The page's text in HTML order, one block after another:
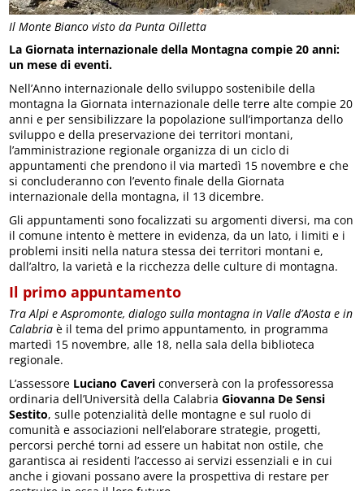
Il Monte Bianco visto da Punta Oilletta
La Giornata internazionale della Montagna compie 20 anni:
un mese di eventi.
Nell’Anno internazionale dello sviluppo sostenibile della
montagna la Giornata internazionale delle terre alte compie 20
anni e per sensibilizzare la popolazione sull’importanza dello
sviluppo e della preservazione dei territori montani,
l’amministrazione regionale organizza di un ciclo di
appuntamenti che prendono il via martedì 15 novembre e che
si concluderanno con l’evento finale della Giornata
internazionale della montagna, il 13 dicembre.
Gli appuntamenti sono focalizzati su argomenti diversi, ma con
il comune intento è mettere in evidenza, da un lato, i limiti e i
problemi insiti nella natura stessa dei territori montani e,
dall’altro, la varietà e la ricchezza delle culture di montagna.
Il primo appuntamento
Tra Alpi e Aspromonte, dialogo sulla montagna in Valle d’Aosta e in
Calabriaè il tema del primo appuntamento, in programma
martedì 15 novembre, alle 18, nella sala della biblioteca
regionale.
L’assessore Luciano Caveri converserà con la professoressa
ordinaria dell’Università della CalabriaGiovanna De Sensi
Sestito, sulle potenzialità delle montagne e sul ruolo di
comunità e associazioni nell’elaborare strategie, progetti,
percorsi perché torni ad essere un habitat non ostile, che
garantisca ai residenti l’accesso ai servizi essenziali e in cui
anche i giovani possano avere la prospettiva di restare per